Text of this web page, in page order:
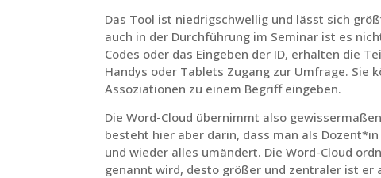
Das Tool ist niedrigschwellig und lässt sich
auch in der Durchführung im Seminar ist es
Codes oder das Eingeben der ID, erhalten die
Handys oder Tablets Zugang zur Umfrage. Sie
Assoziationen zu einem Begriff eingeben.
Die Word-Cloud übernimmt also
besteht hier aber darin, dass man als
und wieder alles umändert. Die Word-Cloud
genannt wird, desto größer und zentraler ist er